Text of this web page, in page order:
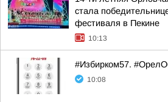
стала
фестиваля в Пекине
10:13
#Избирком57.
10:08